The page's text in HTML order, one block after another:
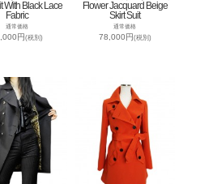
With Black Lace
Fabric
通常価格
円(税別)
Flower Jacquard Beige
Skirt Suit
通常価格
78,000円(税別)